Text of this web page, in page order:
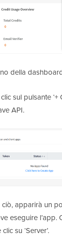
della
sul pulsante ‘+
API.
apparirà un
eseguire l’app.
su ‘Server’.